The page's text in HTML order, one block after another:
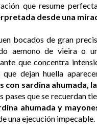
que resume
desde una
bocados de gran
aemono de vieira o
que concentra
que dejan huella
con sardina ahumada,
pases que se recuerdan
ahumada y
una ejecución impecable.